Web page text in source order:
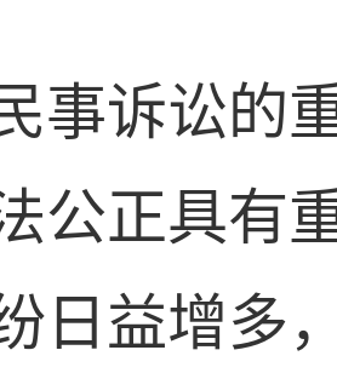
事诉讼的
公正具有
日益增多